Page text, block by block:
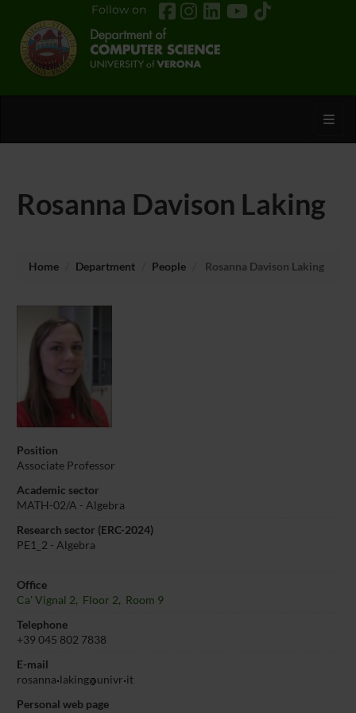
Follow on
Rosanna Davison Laking
Home Department People Rosanna Davison Laking
Position
Associate Professor
Academic sector
MATH-02/A - Algebra
Research sector (ERC-2024)
PE1_2 - Algebra
Office
Ca' Vignal 2, Floor 2, Room 9
Telephone
+39 045 802 7838
E-mail
rosanna laking univr it
Personal web page